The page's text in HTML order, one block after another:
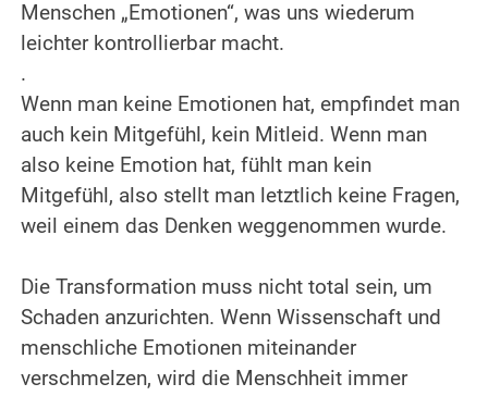
Menschen „Emotionen“, was uns wiederum
leichter kontrollierbar macht.
.
Wenn man keine Emotionen hat, empfindet man
auch kein Mitgefühl, kein Mitleid. Wenn man
also keine Emotion hat, fühlt man kein
Mitgefühl, also stellt man letztlich keine Fragen,
weil einem das Denken weggenommen wurde.
Die Transformation muss nicht total sein, um
Schaden anzurichten. Wenn Wissenschaft und
menschliche Emotionen miteinander
verschmelzen, wird die Menschheit immer